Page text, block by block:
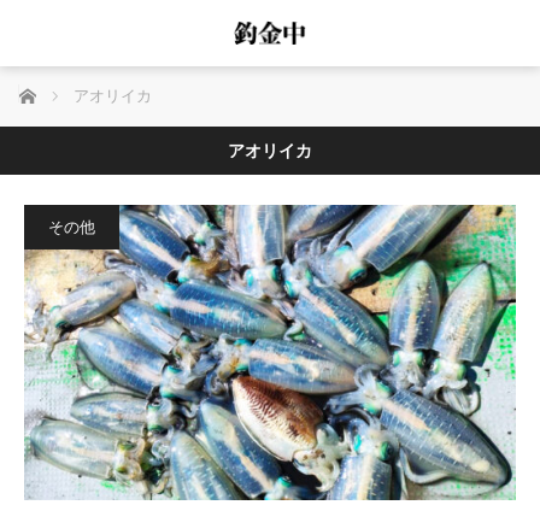
ホーム アオリイカ
アオリイカ
その他